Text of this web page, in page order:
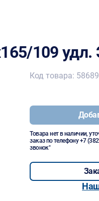
109 удл.
Код товара: 58689
Товара нет в наличии,
заказ по телефону+7
звонок"